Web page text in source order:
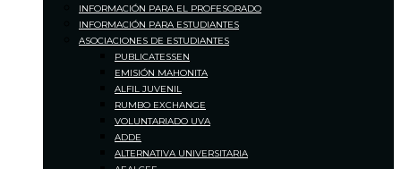
INFORMACIÓN PARA EL PROFESORADO
INFORMACIÓN PARA ESTUDIANTES
ASOCIACIONES DE ESTUDIANTES
PUBLICATESSEN
EMISIÓN MAHONITA
ALFIL JUVENIL
RUMBO EXCHANGE
VOLUNTARIADO UVA
ADDE
ALTERNATIVA UNIVERSITARIA